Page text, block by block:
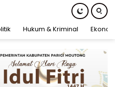
Hukum & Kriminal